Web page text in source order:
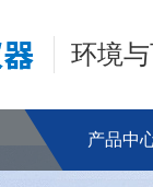
环境
产品中